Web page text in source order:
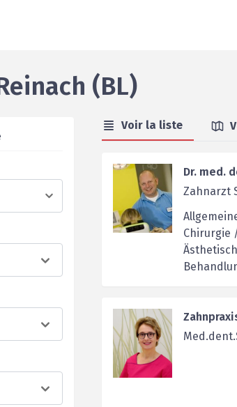
(BL)
Voir la liste
Dr. med.
Zahnarzt
Chirurgie